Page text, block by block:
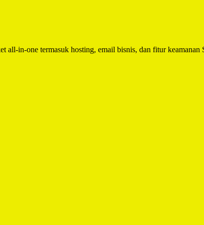
all-in-one termasuk hosting, email bisnis, dan fitur keamanan